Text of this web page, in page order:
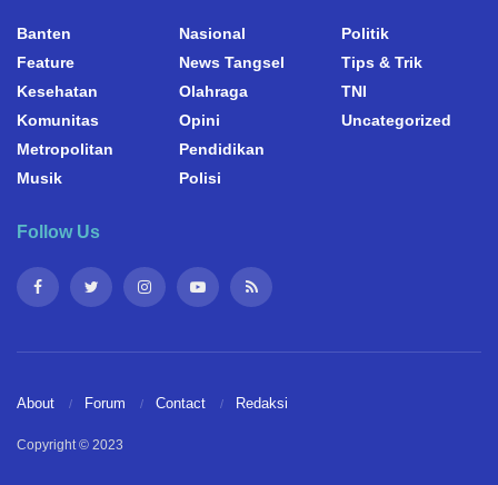
Banten
Feature
Kesehatan
Komunitas
Metropolitan
Musik
Nasional
News Tangsel
Olahraga
Opini
Pendidikan
Polisi
Politik
Tips & Trik
TNI
Uncategorized
Follow Us
About Forum Contact Redaksi
Copyright © 2023